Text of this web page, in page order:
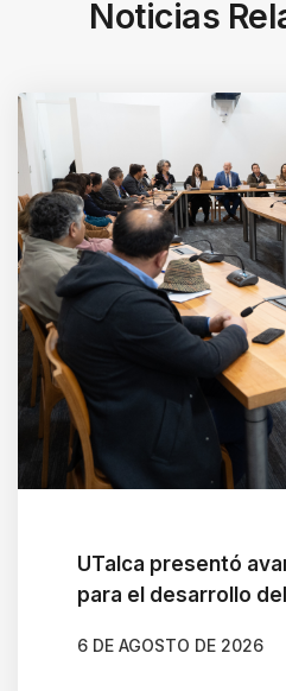
Noticias
UTalca presentó
para el desarrollo
6 DE AGOSTO DE 2026